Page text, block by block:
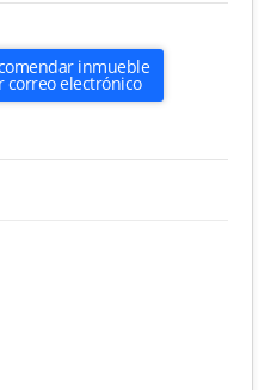
inmueble
correo electrónico